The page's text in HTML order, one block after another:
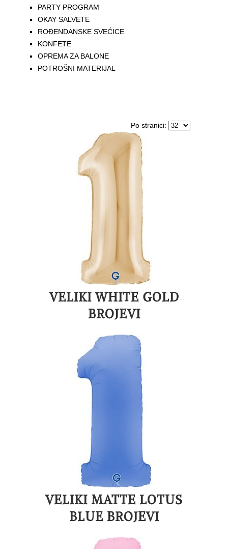
PARTY PROGRAM
OKAY SALVETE
ROĐENDANSKE SVEĆICE
KONFETE
OPREMA ZA BALONE
POTROŠNI MATERIJAL
Po stranici:
VELIKI WHITE GOLD
BROJEVI
VELIKI MATTE LOTUS
BLUE BROJEVI